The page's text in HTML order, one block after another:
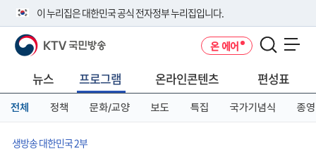
이 누리집은 대한민국 공식 전자정부 누리집입니다.
공식 누리집 주소 확인하기
니다.
이밖에 or.kr 또는 .kr등 다른 도메인 주소를 사용하고 있다면 아래 URL에
서 도메인 주소를 확인해 보세요
KTV 국민방송 온 에어
뉴스 프로그램 온라인콘텐츠 편성표
전체 정책 문화/교양 보도 특집 국가기념식 종영
생방송 대한민국 2부